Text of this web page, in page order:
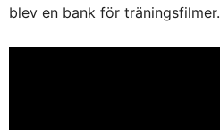
blev en bank för träningsfilmer.